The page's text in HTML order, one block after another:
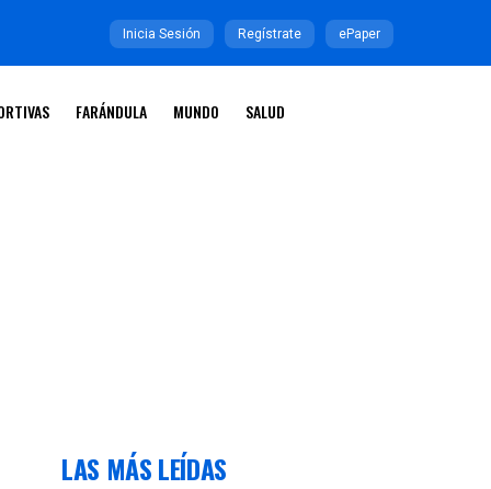
Inicia Sesión Regístrate ePaper
FARÁNDULA MUNDO SALUD
LAS MÁS LEÍDAS